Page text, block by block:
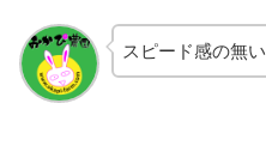
スピード感の無い